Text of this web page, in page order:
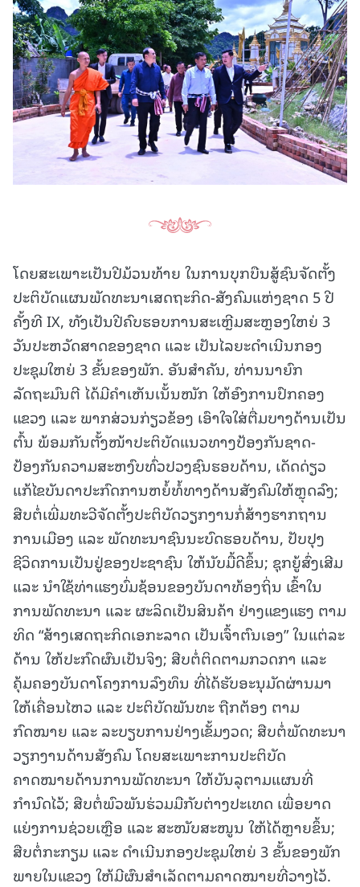
ໂດຍສະເພາະເປັນປີມ້ວນທ້າຍ ໃນການບຸກບືນສູ້ຊົນຈັດຕັ້ງ
ປະຕິບັດແຜນພັດທະນາເສດຖະກິດ-ສັງຄົມແຫ່ງຊາດ 5 ປີ
ຄັ້ງທີ IX, ທັງເປັນປີຄົບຮອບການສະເຫຼີມສະຫຼອງໃຫຍ່ 3
ວັນປະຫວັດສາດຂອງຊາດ ແລະ ເປັນໄລຍະດໍາເນີນກອງ
ປະຊຸມໃຫຍ່ 3 ຂັ້ນຂອງພັກ. ອັນສຳຄັນ, ທ່ານນາຍົກ
ລັດຖະມົນຕີ ໄດ້ມີຄຳເຫັນເນັ້ນໜັກ ໃຫ້ອົງການປົກຄອງ
ແຂວງ ແລະ ພາກສ່ວນກ່ຽວຂ້ອງ ເອົາໃຈໃສ່ຕື່ມບາງດ້ານເປັນ
ຕົ້ນ ພ້ອມກັນຕັ້ງໜ້າປະຕິບັດແນວທາງປ້ອງກັນຊາດ-
ປ້ອງກັນຄວາມສະຫງົບທົ່ວປວງຊົນຮອບດ້ານ, ເດັດດ່ຽວ
ແກ້ໄຂບັນດາປະກົດການຫຍໍ້ທໍ້ທາງດ້ານສັງຄົມໃຫ້ຫຼຸດລົງ;
ສືບຕໍ່ເພີ່ມທະວີຈັດຕັ້ງປະຕິບັດວຽກງານກໍ່ສ້າງຮາກຖານ
ການເມືອງ ແລະ ພັດທະນາຊົນນະບົດຮອບດ້ານ, ປັບປຸງ
ຊີວິດການເປັນຢູ່ຂອງປະຊາຊົນ ໃຫ້ນັບມື້ດີຂຶ້ນ; ຊຸກຍູ້ສົ່ງເສີມ
ແລະ ນຳໃຊ້ທ່າແຮງບົ່ມຊ້ອນຂອງບັນດາທ້ອງຖິ່ນ ເຂົ້າໃນ
ການພັດທະນາ ແລະ ຜະລິດເປັນສິນຄ້າ ຢ່າງແຂງແຮງ ຕາມ
ທິດ “ສ້າງເສດຖະກິດເອກະລາດ ເປັນເຈົ້າຕົນເອງ” ໃນແຕ່ລະ
ດ້ານ ໃຫ້ປະກົດຜົນເປັນຈິງ; ສືບຕໍ່ຕິດຕາມກວດກາ ແລະ
ຄຸ້ມຄອງບັນດາໂຄງການລົງທຶນ ທີ່ໄດ້ຮັບອະນຸມັດຜ່ານມາ
ໃຫ້ເຄື່ອນໄຫວ ແລະ ປະຕິບັດພັນທະ ຖືກຕ້ອງ ຕາມ
ກົດໝາຍ ແລະ ລະບຽບການຢ່າງເຂັ້ມງວດ; ສືບຕໍ່ພັດທະນາ
ວຽກງານດ້ານສັງຄົມ ໂດຍສະເພາະການປະຕິບັດ
ຄາດໝາຍດ້ານການພັດທະນາ ໃຫ້ບັນລຸຕາມແຜນທີ່
ກຳນົດໄວ້; ສືບຕໍ່ພົວພັນຮ່ວມມືກັບຕ່າງປະເທດ ເພື່ອຍາດ
ແຍ່ງການຊ່ວຍເຫຼືອ ແລະ ສະໜັບສະໜູນ ໃຫ້ໄດ້ຫຼາຍຂຶ້ນ;
ສືບຕໍ່ກະກຽມ ແລະ ດຳເນີນກອງປະຊຸມໃຫຍ່ 3 ຂັ້ນຂອງພັກ
ພາຍໃນແຂວງ ໃຫ້ມີຜົນສຳເລັດຕາມຄາດໝາຍທີ່ວາງໄວ້.